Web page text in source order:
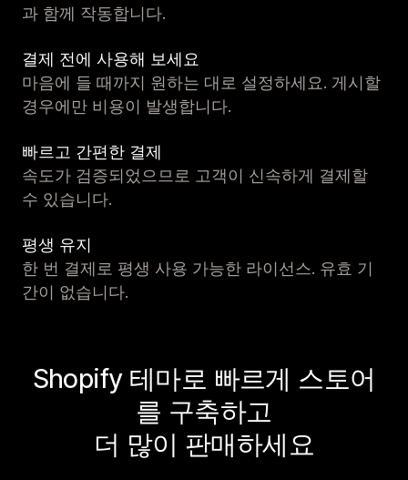
과 함께 작동합니다.
결제 전에 사용해 보세요
마음에 들 때까지 원하는 대로 설정하세요. 게시할
경우에만 비용이 발생합니다.
빠르고 간편한 결제
속도가 검증되었으므로 고객이 신속하게 결제할
수 있습니다.
평생 유지
한 번 결제로 평생 사용 가능한 라이선스. 유효 기
간이 없습니다.
Shopify 테마로 빠르게 스토어
를 구축하고
더 많이 판매하세요